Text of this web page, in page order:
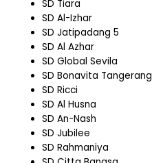
SD Tiara
SD Al-Izhar
SD Jatipadang 5
SD Al Azhar
SD Global Sevila
SD Bonavita Tangerang
SD Ricci
SD Al Husna
SD An-Nash
SD Jubilee
SD Rahmaniya